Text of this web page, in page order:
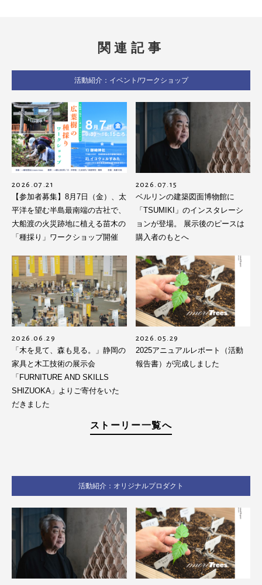
関連記事
活動紹介：イベント/ワークショップ
2026.07.21
【参加者募集】8月7日（金）、太
平洋を望む半島最南端の古社で、
大船渡の火災跡地に植える苗木の
「種採り」ワークショップ開催
2026.07.15
ベルリンの建築図面博物館に
「TSUMIKI」のインスタレーシ
ョンが登場。 展示後のピースは
購入者のもとへ
2026.06.29
「木を見て、森も見る。」静岡の
家具と木工技術の展示会
「FURNITURE AND SKILLS
SHIZUOKA」よりご寄付をいた
だきました
2026.05.29
2025アニュアルレポート（活動
報告書）が完成しました
ストーリー一覧へ
活動紹介：オリジナルプロダクト